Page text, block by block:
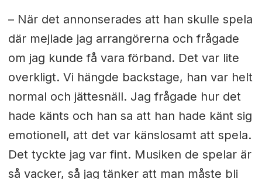
– När det annonserades att han skulle spela
där mejlade jag arrangörerna och frågade
om jag kunde få vara förband. Det var lite
overkligt. Vi hängde backstage, han var helt
normal och jättesnäll. Jag frågade hur det
hade känts och han sa att han hade känt sig
emotionell, att det var känslosamt att spela.
Det tyckte jag var fint. Musiken de spelar är
så vacker, så jag tänker att man måste bli